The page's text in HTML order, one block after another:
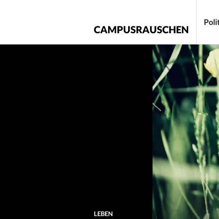
CAMPUSRAUSCHEN
LEBEN